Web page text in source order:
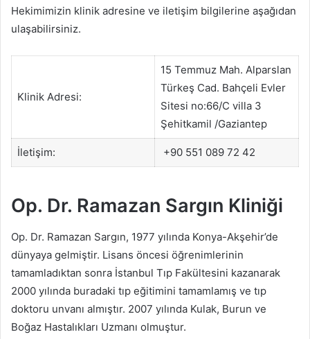
Hekimimizin klinik adresine ve iletişim bilgilerine aşağıdan
ulaşabilirsiniz.
Klinik Adresi:
15 Temmuz Mah. Alparslan
Türkeş Cad. Bahçeli Evler
Sitesi no:66/C villa 3
Şehitkamil /Gaziantep
İletişim: +90 551 089 72 42
Op. Dr. Ramazan Sargın Kliniği
Op. Dr. Ramazan Sargın, 1977 yılında Konya-Akşehir’de
dünyaya gelmiştir. Lisans öncesi öğrenimlerinin
tamamladıktan sonra İstanbul Tıp Fakültesini kazanarak
2000 yılında buradaki tıp eğitimini tamamlamış ve tıp
doktoru unvanı almıştır. 2007 yılında Kulak, Burun ve
Boğaz Hastalıkları Uzmanı olmuştur.